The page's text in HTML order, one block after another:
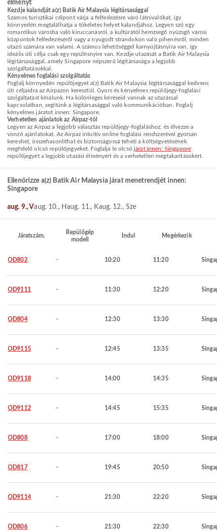
élményt
Kezdje kalandját a(z) Batik Air Malaysia légitársasággal
Számos turisztikai célpont várja a felfedezésre váró látnivalókat, így
könnyedén megtalálhatja a tökéletes helyet kalandjához. Legyen szó egy
romantikus városba való kiruccanásról, a kultúrától hemzsegő nyüzsgő városi
központok felfedezéséről vagy a nyugodt strandokon való pihenésről, minden
utazó számára van valami. A számos lehetőséggel karnyújtásnyira van, így
ideális úti célja csak egy repülésnyire van. Kezdje utazását a Batik Air Malaysia
légitársasággal, amely Singapore népszerű légitársasága a legjobb
szolgáltatásokkal.
Kényelmes foglalási szolgáltatás
Foglalj könnyedén repülőjegyet a(z) Batik Air Malaysia légitársasággal kedvenc
úti céljaidra az Airpazon keresztül. Gyors és kényelmes repülőjegy-foglalási
szolgáltatást kínálunk. Ha különleges kéréseid vannak az utazással
kapcsolatban, segítünk a légitársasággal való kommunikációban. Foglalj
kényelmes járatot innen: Singapore.
Verhetetlen ajánlatok az Airpaz-tól
Legyen az Airpaz a legjobb választás repülőjegy-foglaláshoz, és élvezze a
vonzó ajánlatokat. Az Airpaz intuitív online foglalási rendszerével gyorsan
kereshet, összehasonlíthat és biztonságossá teheti a költségvetésének
megfelelő olcsó repülőjegyeket. Foglalja le olcsó járat innen: Singapore
repülőjegyét a legjobb utazási élményért és a verhetetlen megtakarításokért.
Ellenőrizze a(z) Batik Air Malaysia járat menetrendjét innen:
Singapore
aug. 9., Vaug. 10., H aug. 11., Kaug. 12., Sze
Járatszám.
Repülőgép
modell
Indul Megérkezik
OD802 - 10:20 11:20
OD9111 - 11:30 12:20
OD804 - 12:30 13:30
OD9115 - 12:45 13:35
OD9118 - 14:00 14:35
OD9112 - 14:45 15:35
OD808 - 17:00 18:00
OD817 - 19:45 20:50
OD9114 - 21:30 22:20
OD806 - 21:30 22:30